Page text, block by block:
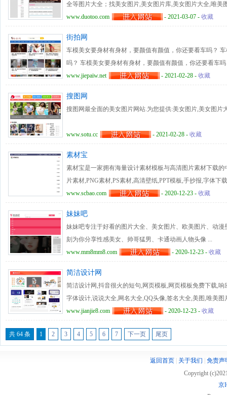
全等图片大全；找美女图片,美女图片库,美女图片大全,唯
就上多图网。
www.duotoo.com - 2021-03-07 - 收藏
街拍网
车模美女要身材有身材，要颜值有颜值，你还要看车吗？
吗？ 车模美女要身材有身材，要颜值有颜值，你还要看车
要看车吗？ 车模美女要身材有身材，要颜值有颜值，你还
www.jiepaiw.net - 2021-02-28 - 收藏
搜图网
搜图网最全面的美女图片网站.为您提供:美女图片,美女图片
www.sotu.cc - 2021-02-28 - 收藏
素材宝
素材宝是一家拥有海量设计素材模板与高清图片素材下载
片素材,PNG素材,PS素材,高清壁纸,PPT模板,手抄报,字体下
www.scbao.com
- 2020-12-23 - 收藏
妹妹吧
妹妹吧专注于好看的图片大全、美女图片、欧美图片、动
刻为你分享性感美女、帅哥猛男、卡通动画人物头像 ...
www.mm8mm8.com
- 2020-12-23 - 收藏
简洁设计网
简洁设计网,抖音很火的短句,网页模板,网页模板免费下载,
字体设计,说说大全,网名大全,QQ头像,签名大全,美图,唯美
www.jianjie8.com
- 2020-12-23 - 收藏
共 64 条 1 2 3 4 5 6 7 下一页 尾页
返回首页| 关于我们
免责声
Copyright
京